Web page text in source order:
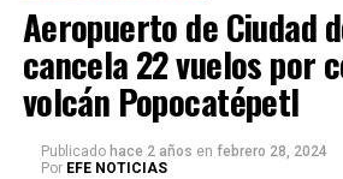
Aeropuerto de Ciudad
cancela 22 vuelos por
volcán Popocatépetl
Publicado hace 2 años en febrero 28, 2024
Por EFE NOTICIAS